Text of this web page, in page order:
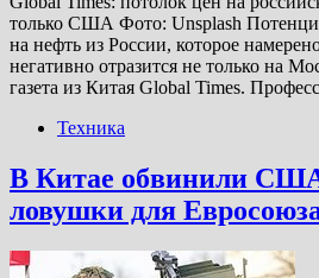
только США Фото: Unsplash
на нефть из России, которое
негативно отразится не только на
газета из Китая Global Times.
Техника
В Китае обвинили
ловушки для